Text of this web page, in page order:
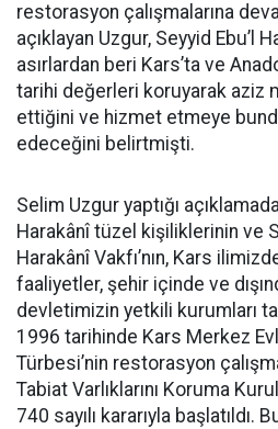
restorasyon çalışmalarına
açıklayan Uzgur, Seyyid Ebu’l
asırlardan beri Kars’ta ve
tarihi değerleri koruyarak aziz
ettiğini ve hizmet etmeye
edeceğini belirtmişti.
Selim Uzgur yaptığı
Harakânî tüzel kişiliklerinin ve
Harakânî Vakfı’nın, Kars
faaliyetler, şehir içinde ve
devletimizin yetkili kurumları
1996 tarihinde Kars Merkez
Türbesi’nin restorasyon
Tabiat Varlıklarını Koruma
740 sayılı kararıyla başlatıldı.